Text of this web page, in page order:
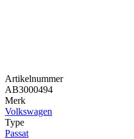
Artikelnummer
AB3000494
Merk
Volkswagen
Type
Passat